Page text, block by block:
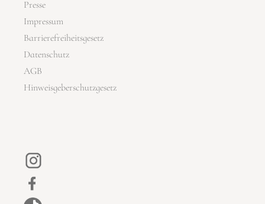
Presse
Impressum
Barrierefreiheitsgesetz
Datenschutz
AGB
Hinweisgeberschutzgesetz